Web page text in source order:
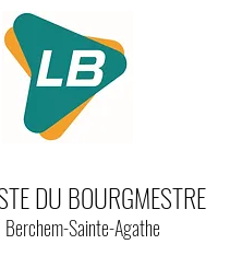
DU BOURGMESTRE
Berchem-Sainte-Agathe